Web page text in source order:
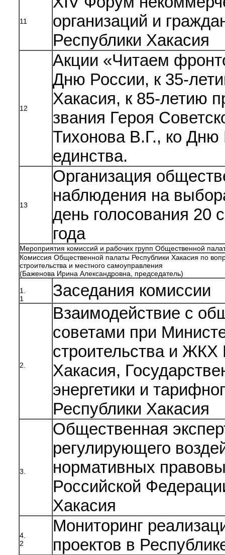
11
организаций и
Республики Хакасия
12
Акции «Читаем
Дню России, к 35-
Хакасия, к 85-летию
звания Героя
Тихонова В.Г., ко Дню
единства.
13
Организация
наблюдения на
день голосования 20
года
Мероприятия комиссий и рабочих групп Общественной
Комиссия Общественной палаты Республики Хакасия по
строительства и местного самоуправления
(Баженова Ирина Александровна, председатель)
1.
1
Заседания комиссии
2.
Взаимодействие с
советами при
строительства и ЖКХ
Хакасия,
энергетики и
Республики Хакасия
3.
Общественная
регулирующего
нормативных
Российской
Хакасия
4.
2
Мониторинг
проектов в